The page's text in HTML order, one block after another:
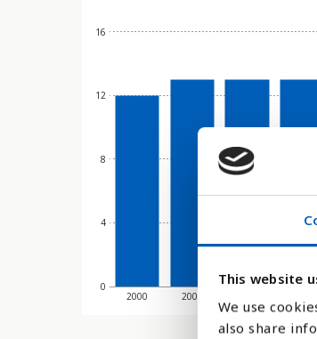
This website
We use
also share
0
4
8
12
16
2000 2001